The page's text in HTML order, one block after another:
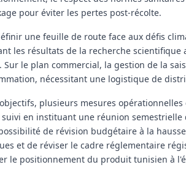
pour éviter les pertes post-récolte.
une feuille de route face aux défis
les résultats de la recherche scientifique
le plan commercial, la gestion de la
nécessitant une logistique de
plusieurs mesures
en instituant une réunion
de révision budgétaire à la
et de réviser le cadre réglementaire
le positionnement du produit tunisien à